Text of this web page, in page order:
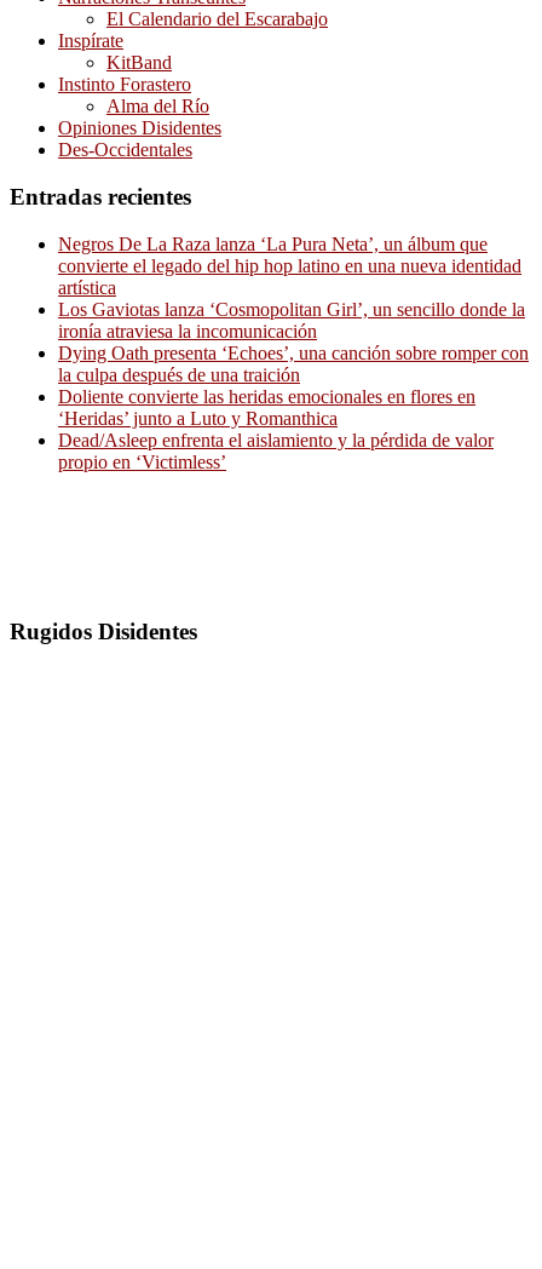
El Calendario del Escarabajo
Inspírate
KitBand
Instinto Forastero
Alma del Río
Opiniones Disidentes
Des-Occidentales
Entradas recientes
Negros De La Raza lanza ‘La Pura Neta’, un álbum que
convierte el legado del hip hop latino en una nueva identidad
artística
Los Gaviotas lanza ‘Cosmopolitan Girl’, un sencillo donde la
ironía atraviesa la incomunicación
Dying Oath presenta ‘Echoes’, una canción sobre romper con
la culpa después de una traición
Doliente convierte las heridas emocionales en flores en
‘Heridas’ junto a Luto y Romanthica
Dead/Asleep enfrenta el aislamiento y la pérdida de valor
propio en ‘Victimless’
Rugidos Disidentes